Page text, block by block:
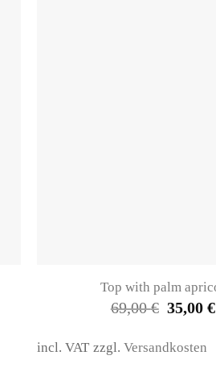
Top with palm
69,00€ Original
price
69,00 €.
35,00 €
incl. VAT zzgl. Versandkosten